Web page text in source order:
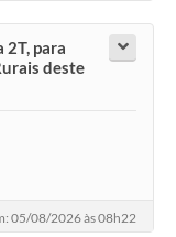
para
deste
05/08/2026 às 08h22